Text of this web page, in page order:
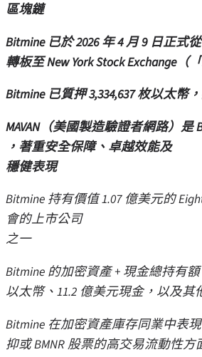
區塊鏈
Bitmine 已於 2026 年 4 月 9 日正式從
轉板至 New York Stock Exchange（「
Bitmine 已質押 3,334,637 枚以太幣
MAVAN（美國製造驗證者網路）
，著重安全保障、卓越效能及
穩健表現
Bitmine 持有價值 1.07 億美元的
會的上市公司
之一
Bitmine 的加密資產 + 現金總持有
以太幣、11.2 億美元現金，以及其
Bitmine 在加密資產庫存同業中表
抑或 BMNR 股票的高交易流動性